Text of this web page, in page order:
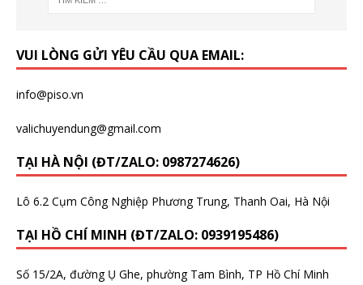
VUI LÒNG GỬI YÊU CẦU QUA EMAIL:
info@piso.vn
valichuyendung@gmail.com
TẠI HÀ NỘI (ĐT/ZALO: 0987274626)
Lô 6.2 Cụm Công Nghiệp Phương Trung, Thanh Oai, Hà Nội
TẠI HỒ CHÍ MINH (ĐT/ZALO: 0939195486)
Số 15/2A, đường Ụ Ghe, phường Tam Bình, TP Hồ Chí Minh